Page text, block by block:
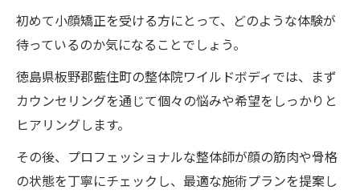
初めて小顔矯正を受ける方にとって、どのような体験が
待っているのか気になることでしょう。
徳島県板野郡藍住町の整体院ワイルドボディでは、まず
カウンセリングを通じて個々の悩みや希望をしっかりと
ヒアリングします。
その後、プロフェッショナルな整体師が顔の筋肉や骨格
の状態を丁寧にチェックし、最適な施術プランを提案し